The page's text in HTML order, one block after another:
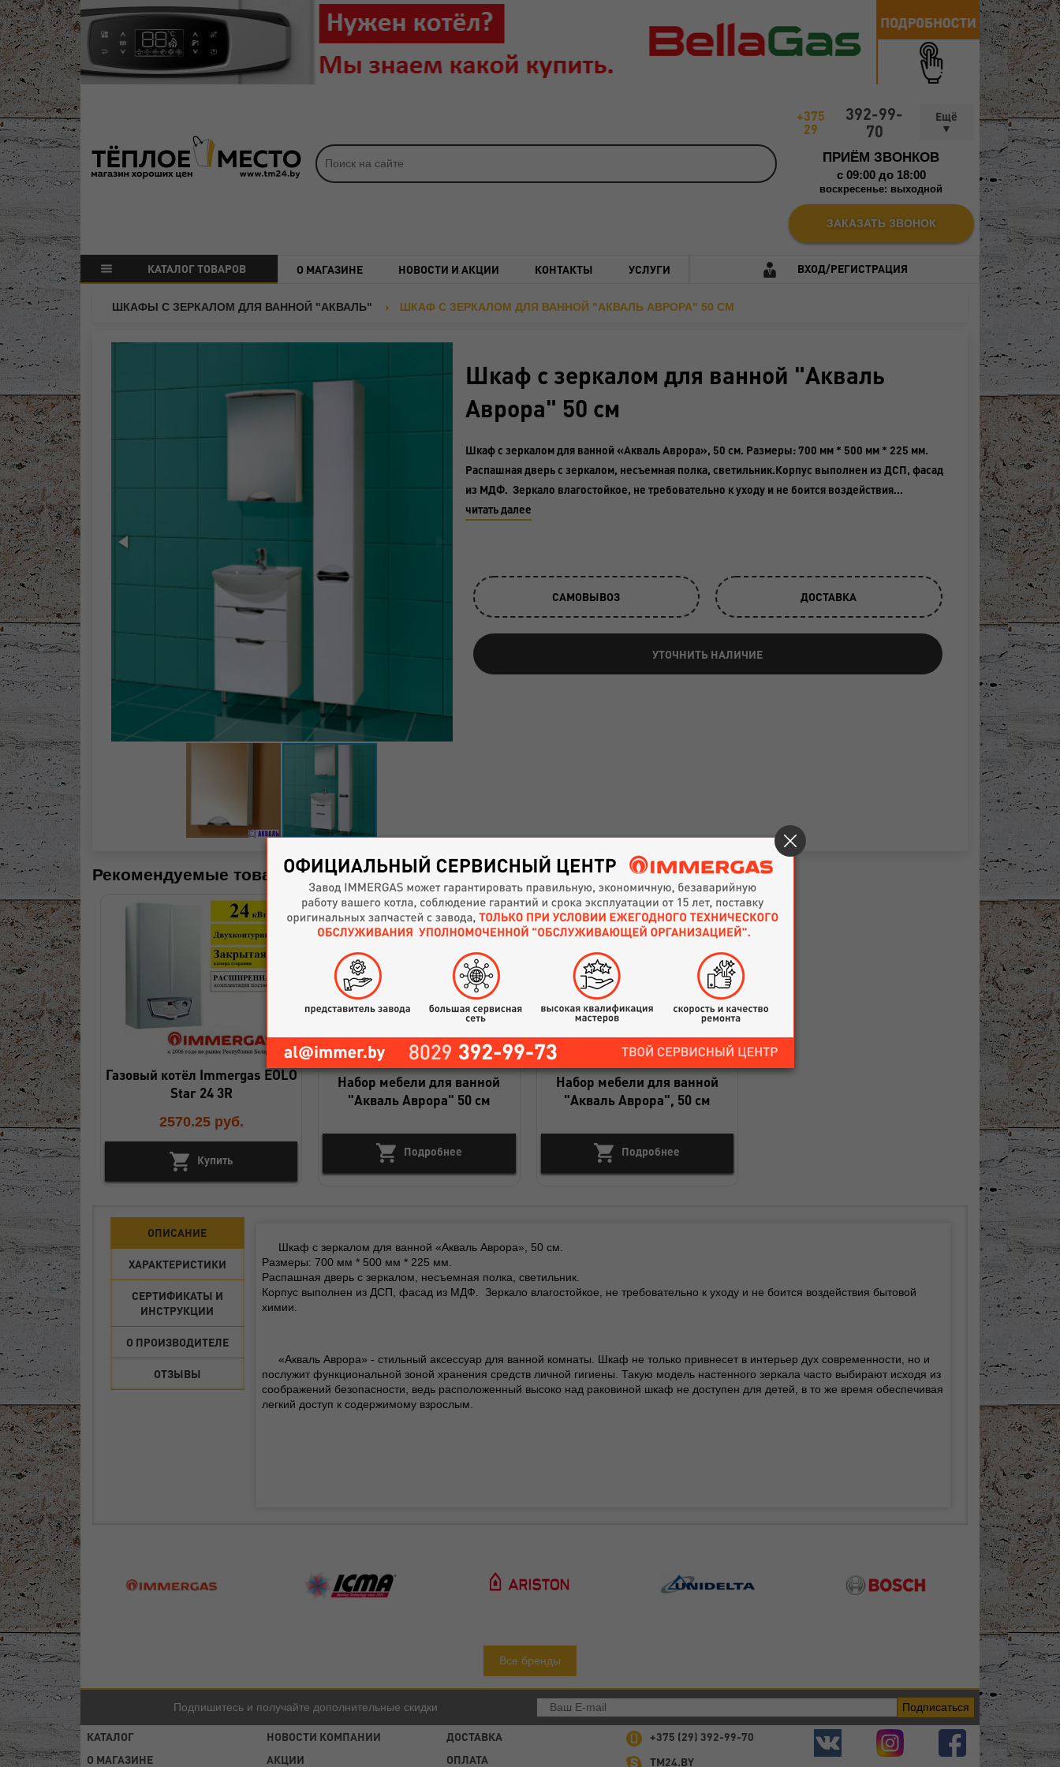
+375
29
392-99-
70
ПРИЁМ ЗВОНКОВ
c 09:00 до 18:00
воскресенье: выходной
ЗАКАЗАТЬ ЗВОНОК
КАТАЛОГ ТОВАРОВ О МАГАЗИНЕ НОВОСТИ И АКЦИИ КОНТАКТЫ УСЛУГИ ВХОД/РЕГИСТРАЦИЯ
ШКАФЫ С ЗЕРКАЛОМ ДЛЯ ВАННОЙ "АКВАЛЬ" ШКАФ С ЗЕРКАЛОМ ДЛЯ ВАННОЙ "АКВАЛЬ АВРОРА" 50 СМ
Шкаф с зеркалом для ванной "Акваль
Аврора" 50 см
Шкаф с зеркалом для ванной «Акваль Аврора», 50 см. Размеры: 700 мм * 500 мм * 225 мм.
Распашная дверь с зеркалом, несъемная полка, светильник.Корпус выполнен из ДСП, фасад
из МДФ. Зеркало влагостойкое, не требовательно к уходу и не боится воздействия…
читать далее
САМОВЫВОЗ ДОСТАВКА
УТОЧНИТЬ НАЛИЧИЕ
Рекомендуемые товары
Газовый котёл Immergas EOLO
Star 24 3R
2570.25 руб.
Купить
Набор мебели для ванной
"Акваль Аврора" 50 см
Подробнее
Набор мебели для ванной
"Акваль Аврора", 50 см
Подробнее
ОПИСАНИЕ
ХАРАКТЕРИСТИКИ
СЕРТИФИКАТЫ И
ИНСТРУКЦИИ
О ПРОИЗВОДИТЕЛЕ
ОТЗЫВЫ
Шкаф с зеркалом для ванной «Акваль Аврора», 50 см.
Размеры: 700 мм * 500 мм * 225 мм.
Распашная дверь с зеркалом, несъемная полка, светильник.
Корпус выполнен из ДСП, фасад из МДФ. Зеркало влагостойкое, не требовательно к уходу и не боится воздействия бытовой
химии.
«Акваль Аврора» - стильный аксессуар для ванной комнаты. Шкаф не только привнесет в интерьер дух современности, но и
послужит функциональной зоной хранения средств личной гигиены. Такую модель настенного зеркала часто выбирают исходя из
соображений безопасности, ведь расположенный высоко над раковиной шкаф не доступен для детей, в то же время обеспечивая
легкий доступ к содержимому взрослым.
Все бренды
Подпишитесь и получайте дополнительные скидки Подписаться
КАТАЛОГ
О МАГАЗИНЕ
НОВОСТИ КОМПАНИИ
АКЦИИ
ДОСТАВКА
ОПЛАТА
+375 (29) 392-99-70
TM24.BY